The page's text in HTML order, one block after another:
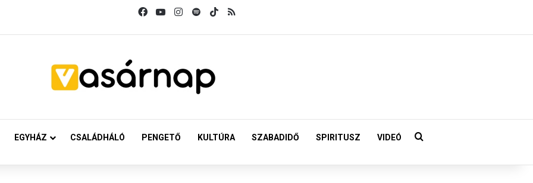
FacebookYouTubeInstagram
SpotifyTikTok
EGYHÁZ CSALÁDHÁLÓ PENGETŐ KULTÚRA SZABADIDŐ SPIRITUSZ VIDEÓ Keresés: